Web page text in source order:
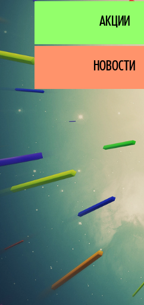
АКЦИИ
НОВОСТИ